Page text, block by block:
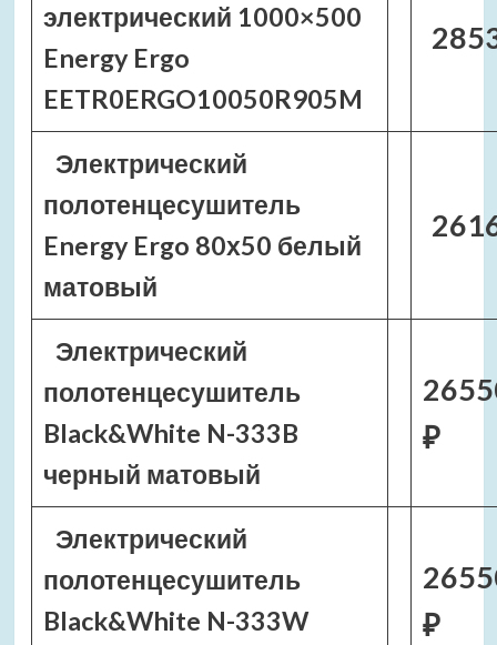
электрический 1000×500
Energy Ergo
EETR0ERGO10050R905M
Электрический
полотенцесушитель
Energy Ergo 80х50 белый
матовый
Электрический
полотенцесушитель
Black&White N-333B
черный матовый
₽
Электрический
полотенцесушитель
Black&White N-333W
₽